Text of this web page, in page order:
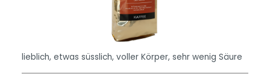
lieblich, etwas süsslich, voller Körper, sehr wenig Säure